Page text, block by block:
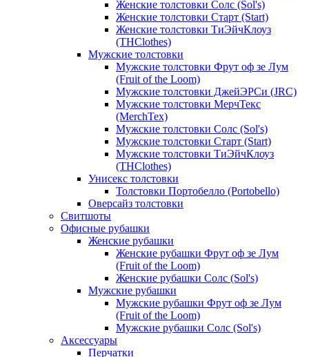
Женские толстовки Солс (Sol's)
Женские толстовки Старт (Start)
Женские толстовки ТиЭйчКлоуз
(THClothes)
Мужские толстовки
Мужские толстовки Фрут оф зе Лум
(Fruit of the Loom)
Мужские толстовки ДжейЭРСи (JRC)
Мужские толстовки МерчТекс
(MerchTex)
Мужские толстовки Солс (Sol's)
Мужские толстовки Старт (Start)
Мужские толстовки ТиЭйчКлоуз
(THClothes)
Унисекс толстовки
Толстовки Портобелло (Portobello)
Оверсайз толстовки
Свитшоты
Офисные рубашки
Женские рубашки
Женские рубашки Фрут оф зе Лум
(Fruit of the Loom)
Женские рубашки Солс (Sol's)
Мужские рубашки
Мужские рубашки Фрут оф зе Лум
(Fruit of the Loom)
Мужские рубашки Солс (Sol's)
Аксессуары
Перчатки